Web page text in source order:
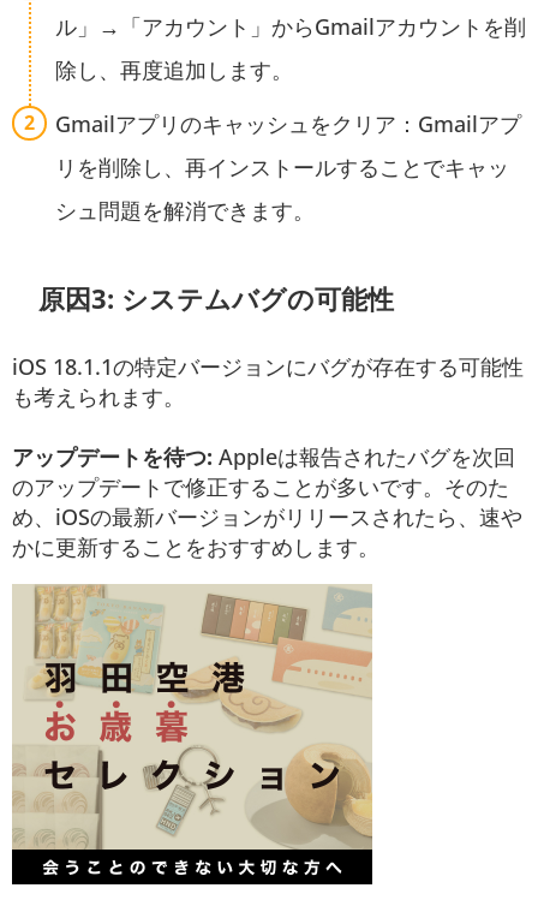
ル」→「アカウント」からGmailアカウントを削
除し、再度追加します。
Gmailアプリのキャッシュをクリア：Gmailアプ
リを削除し、再インストールすることでキャッ
シュ問題を解消できます。
原因3: システムバグの可能性
iOS 18.1.1の特定バージョンにバグが存在する可能性
も考えられます。
アップデートを待つ: Appleは報告されたバグを次回
のアップデートで修正することが多いです。そのた
め、iOSの最新バージョンがリリースされたら、速や
かに更新することをおすすめします。